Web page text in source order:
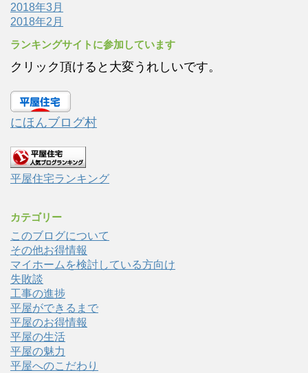
2018年3月
2018年2月
ランキングサイトに参加しています
クリック頂けると大変うれしいです。
にほんブログ村
平屋住宅ランキング
カテゴリー
このブログについて
その他お得情報
マイホームを検討している方向け
失敗談
工事の進捗
平屋ができるまで
平屋のお得情報
平屋の生活
平屋の魅力
平屋へのこだわり